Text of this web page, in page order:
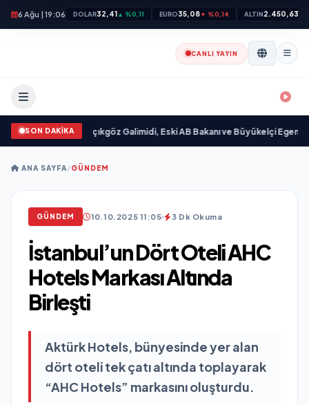
6 Ağu | 19:06 DOLAR32,41▲ %0,11 EURO35,08▼ %0,14 ALTIN2.450,63
CANLI YAYIN
SON DAKİKA
Ali Emre Açıkgöz Galimidi, Eski AB Bakanı ve Büyükelçi Egemen Bağış
ANA SAYFA/GÜNDEM
GÜNDEM 10.10.2025 11:05 3 Dk Okuma
İstanbul’un Dört Oteli AHC
Hotels Markası Altında
Birleşti
Aktürk Hotels, bünyesinde yer alan
dört oteli tek çatı altında toplayarak
“AHC Hotels” markasını oluşturdu.